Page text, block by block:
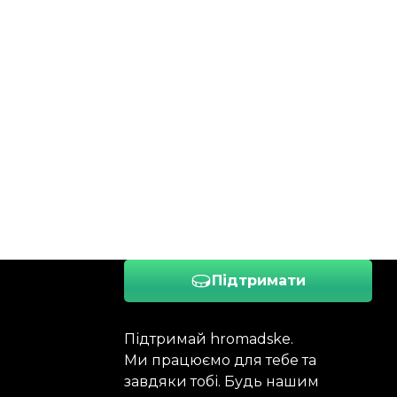
Підтримати
Підтримай hromadske.
Ми працюємо для тебе та
завдяки тобі. Будь нашим